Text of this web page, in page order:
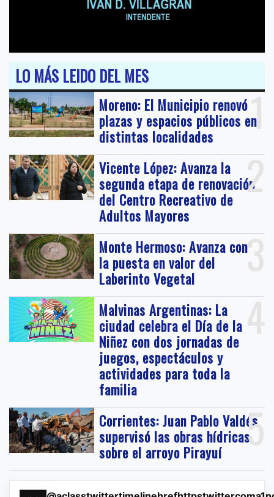
LO MÁS LEIDO DEL MES
1
Moreno: El Municipio renovó
plazas y espacios públicos en
distintas localidades
2
Vicente López: Avanza la
segunda etapa de renovación
del Centro Recreativo de
Adultos Mayores
3
Monte Hermoso: Avanza con
la puesta en valor del
Laberinto Vegetal
4
Malvinas Argentinas: La
ciudad celebra el Día de la
Niñez con dos jornadas de
juegos, espectáculos y
actividades para toda la
familia
5
Corrientes: Juan Pablo Valdés
supervisó las obras hídricas
sobre el arroyo Pirayuí